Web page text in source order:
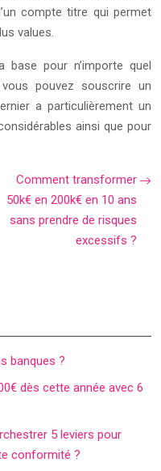
compte titre qui permet
values.
base pour n’importe quel
pouvez souscrire un
a particulièrement un
ainsi que pour
Comment transformer
50k€ en 200k€ en 10 ans
sans prendre de risques
excessifs ?
banques ?
dès cette année avec 6
5 leviers pour
conformité ?